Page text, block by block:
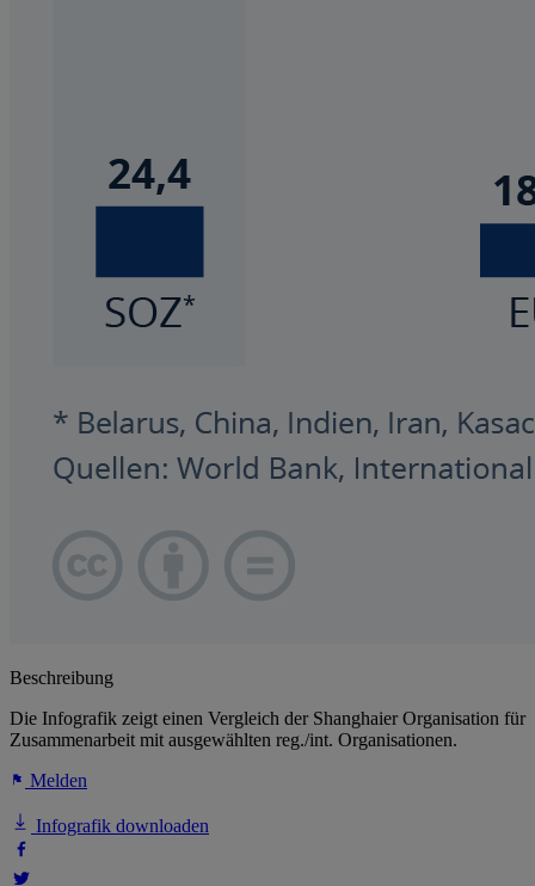
Beschreibung
Die Infografik zeigt einen Vergleich der Shanghaier Organisation für
Zusammenarbeit mit ausgewählten reg./int. Organisationen.
Melden
Infografik downloaden